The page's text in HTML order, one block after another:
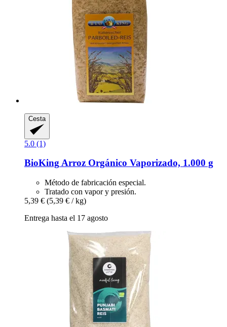
Cesta
5.0 (1)
BioKingArroz Orgánico Vaporizado, 1.000 g
Método de fabricación especial.
Tratado con vapor y presión.
5,39 € (5,39 € / kg)
Entrega hasta el 17 agosto